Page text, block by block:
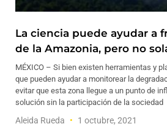
La ciencia puede ayudar a
de la Amazonia, pero no
MÉXICO – Si bien existen herramientas y
que pueden ayudar a monitorear la
evitar que esta zona llegue a un punto de
solución sin la participación de la sociedad
Aleida Rueda 1 octubre, 2021